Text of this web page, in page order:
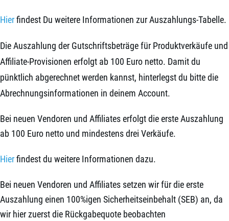
Hierfindest Du weitere Informationen zur Auszahlungs-Tabelle.
Die Auszahlung der Gutschriftsbeträge für Produktverkäufe und
Affiliate-Provisionen erfolgt ab 100 Euro netto. Damit du
pünktlich abgerechnet werden kannst, hinterlegst du bitte die
Abrechnungsinformationen in deinem Account.
Bei neuen Vendoren und Affiliates erfolgt die erste Auszahlung
ab 100 Euro netto und mindestens drei Verkäufe.
Hierfindest du weitere Informationen dazu.
Bei neuen Vendoren und Affiliates setzen wir für die erste
Auszahlung einen 100%igen Sicherheitseinbehalt (SEB) an, da
wir hier zuerst die Rückgabequote beobachten